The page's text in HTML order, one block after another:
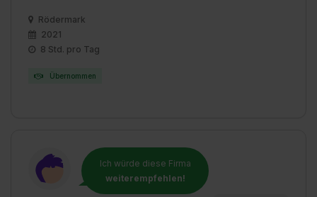
Rödermark
2021
8 Std. pro Tag
Übernommen
Ich würde diese Firma
weiterempfehlen!